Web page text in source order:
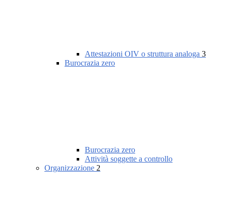
Attestazioni OIV o struttura analoga 3
Burocrazia zero
Burocrazia zero
Attività soggette a controllo
Organizzazione 2